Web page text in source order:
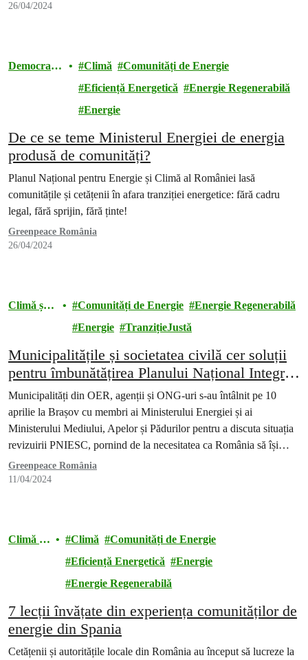
26/04/2024
Democrație
Climă
Comunități de Energie
Eficiență Energetică
Energie Regenerabilă
Energie
De ce se teme Ministerul Energiei de energia
produsă de comunități?
Planul Național pentru Energie și Climă al României lasă
comunitățile și cetățenii în afara tranziției energetice: fără cadru
legal, fără sprijin, fără ținte!
Greenpeace România
26/04/2024
Climă și
Comunități de Energie
Energie Regenerabilă
Energie
TranzițieJustă
Municipalitățile și societatea civilă cer soluții
pentru îmbunătățirea Planului Național Integrat
în domeniul Energiei și Schimbărilor Climatice
(PNIESC)
Municipalități din OER, agenții și ONG-uri s-au întâlnit pe 10
aprilie la Brașov cu membri ai Ministerului Energiei și ai
Ministerului Mediului, Apelor și Pădurilor pentru a discuta situația
revizuirii PNIESC, pornind de la necesitatea ca România să își
seteze ținte ambițioase în domeniul energiei regenerabile pentru
orizontul de timp 2030.
Greenpeace România
11/04/2024
Climă și
Climă
Comunități de Energie
Eficiență Energetică
Energie
Energie Regenerabilă
7 lecții învățate din experiența comunităților de
energie din Spania
Cetățenii și autoritățile locale din România au început să lucreze la